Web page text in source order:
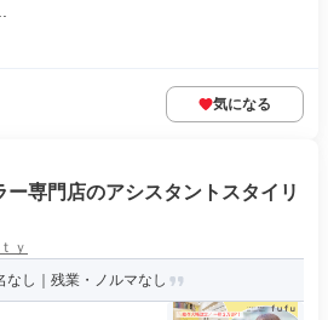
気になる
ー専門店のアシスタントスタイリ
ｙ
し｜残業・ノルマなし